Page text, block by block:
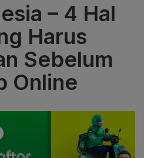
– 4 Hal
Harus
Sebelum
Online